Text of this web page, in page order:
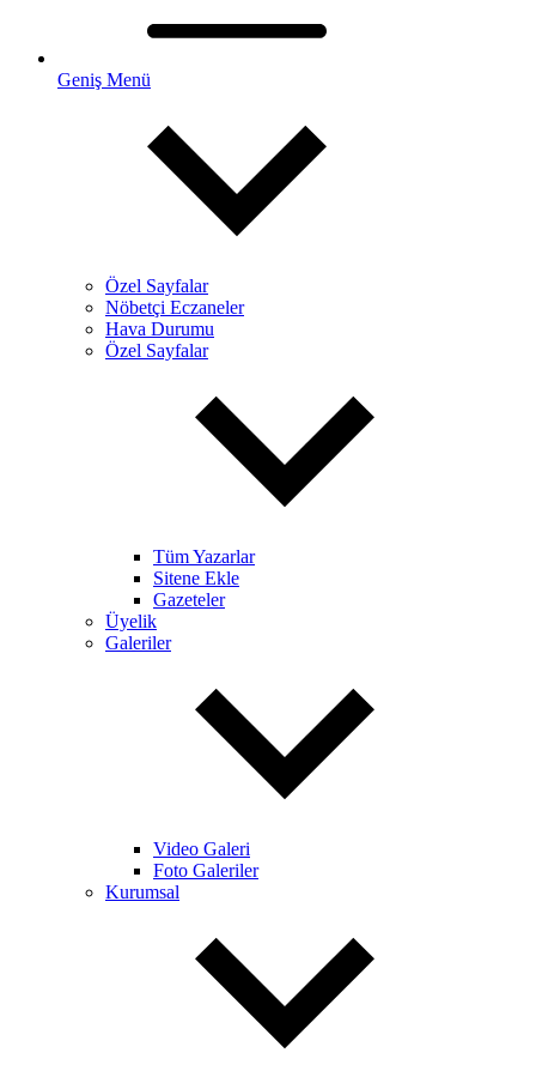
Geniş Menü
Özel Sayfalar
Nöbetçi Eczaneler
Hava Durumu
Özel Sayfalar
Tüm Yazarlar
Sitene Ekle
Gazeteler
Üyelik
Galeriler
Video Galeri
Foto Galeriler
Kurumsal